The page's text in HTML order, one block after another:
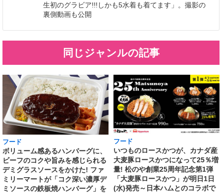
生初のグラビア!!!しかも5水着も着てます」。撮影の
裏側動画も公開
同じジャンルの記事
フード
ボリューム感あるハンバーグに、
ビーフのコクや旨みを感じられる
デミグラスソースをかけた! ファ
ミリーマートが「コク深い濃厚デ
ミソースの鉄板焼ハンバーグ」を
フード
いつものロースかつが、カナダ産
大麦豚ロースかつになって25％増
量! 松のや創業25周年記念第1弾
「大麦豚ロースかつ」が明日1日
(水)発売～日本ハムとのコラボで